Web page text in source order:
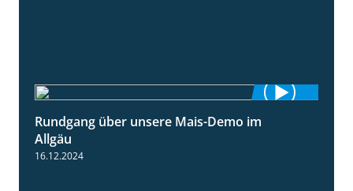
Rundgang über unsere Mais-Demo im
Allgäu
16.12.2024